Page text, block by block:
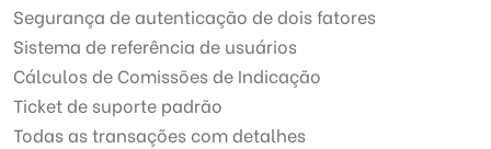
Segurança de autenticação de dois fatores
Sistema de referência de usuários
Cálculos de Comissões de Indicação
Ticket de suporte padrão
Todas as transações com detalhes